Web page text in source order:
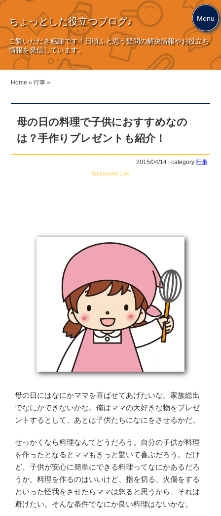
ちょっとした役立つブログ♪
ご覧いただき感謝です！日頃ふと思う疑問の解決情報やお役立ち
情報を発信しています。
Home » 行事 »
母の日の料理で子供におすすめなの
は？手作りプレゼントも紹介！
2015/04/14 | category:行事
Sponsored Link
母の日にはなにかママを喜ばせてあげたいな。家族総出
でなにかできないかな。俺はママの大好きな物をプレゼ
ントするとして、あとは子供たちになにをさせるかだ。
せっかくなら料理なんてどうだろう。自分の子供が料理
を作ったとなるとママもきっと驚いて喜ぶだろう。だけ
ど、子供が安心に簡単にできる料理ってなにかあるだろ
うか。料理を作るのはいいけど、指を切る、火傷をする
といった怪我をさせたらママは怒ると思うから、それは
避けたい。そんな条件でなにか良い料理はないかな。
Menu